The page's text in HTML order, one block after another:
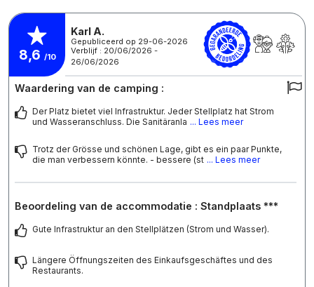
8,6 /10
Karl A.
Gepubliceerd op 29-06-2026
Verblijf : 20/06/2026 -
26/06/2026
Waardering van de camping :
Der Platz bietet viel Infrastruktur. Jeder Stellplatz hat Strom
und Wasseranschluss. Die Sanitäranla ... Lees meer
Trotz der Grösse und schönen Lage, gibt es ein paar Punkte,
die man verbessern könnte. - bessere (st ... Lees meer
Beoordeling van de accommodatie : Standplaats ***
Gute Infrastruktur an den Stellplätzen (Strom und Wasser).
Längere Öffnungszeiten des Einkaufsgeschäftes und des
Restaurants.